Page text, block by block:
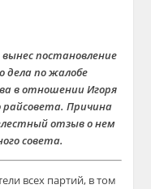
постановление
дела по жалобе
в отношении Игоря
райсовета. Причина
отзыв о нем
совета.
всех партий, в том